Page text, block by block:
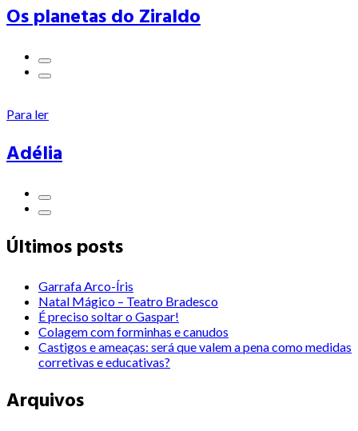
Os planetas do Ziraldo
Para ler
Adélia
Últimos posts
Garrafa Arco-Íris
Natal Mágico – Teatro Bradesco
É preciso soltar o Gaspar!
Colagem com forminhas e canudos
Castigos e ameaças: será que valem a pena como medidas
corretivas e educativas?
Arquivos